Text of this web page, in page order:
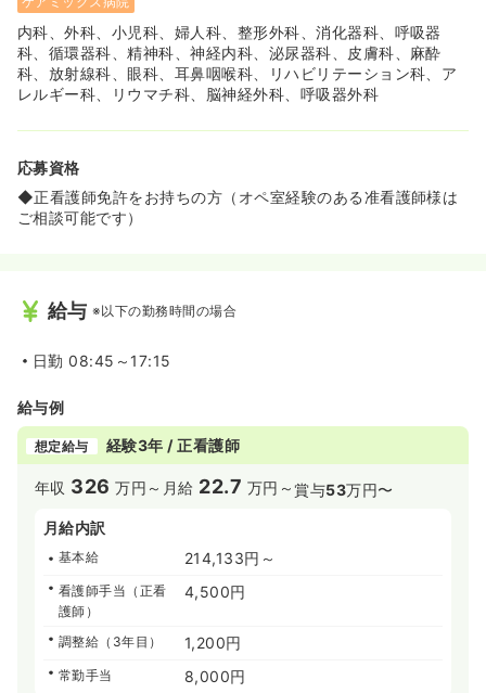
内科、外科、小児科、婦人科、整形外科、消化器科、呼吸器
科、循環器科、精神科、神経内科、泌尿器科、皮膚科、麻酔
科、放射線科、眼科、耳鼻咽喉科、リハビリテーション科、ア
レルギー科、リウマチ科、脳神経外科、呼吸器外科
応募資格
◆正看護師免許をお持ちの方（オペ室経験のある准看護師様は
ご相談可能です）
給与 ※以下の勤務時間の場合
日勤 08:45～17:15
給与例
想定給与 経験3年 / 正看護師
年収 326 万円～ 月給 22.7 万円～賞与53万円〜
月給内訳
基本給 214,133円～
看護師手当（正看
護師）
4,500円
調整給（3年目） 1,200円
常勤手当 8,000円